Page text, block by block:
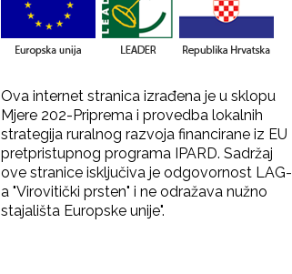
Ova internet stranica izrađena je u sklopu
Mjere 202-Priprema i provedba lokalnih
strategija ruralnog razvoja financirane iz EU
pretpristupnog programa IPARD. Sadržaj
ove stranice isključiva je odgovornost LAG-
a "Virovitički prsten" i ne odražava nužno
stajališta Europske unije".